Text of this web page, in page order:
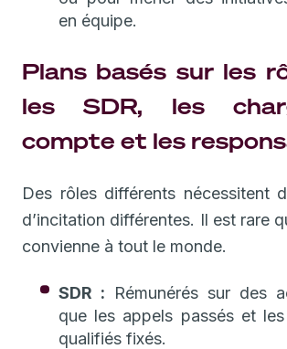
en équipe.
Plans basés sur les
les SDR, les
compte et les
Des rôles différents nécessitent
d’incitation différentes. Il est rare
convienne à tout le monde.
SDR : Rémunérés sur des
que les appels passés et
qualifiés fixés.